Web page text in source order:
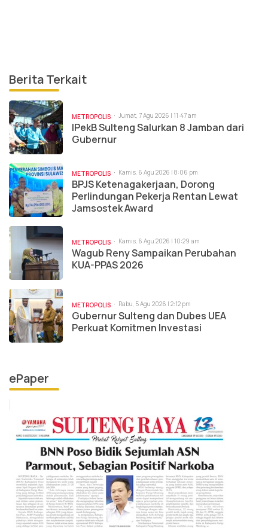
Berita Terkait
METROPOLIS Jumat, 7 Agu 2026 | 11:47 am
IPekB Sulteng Salurkan 8 Jamban dari
Gubernur
METROPOLIS Kamis, 6 Agu 2026 | 8:06 pm
BPJS Ketenagakerjaan, Dorong
Perlindungan Pekerja Rentan Lewat
Jamsostek Award
METROPOLIS Kamis, 6 Agu 2026 | 10:29 am
Wagub Reny Sampaikan Perubahan
KUA-PPAS 2026
METROPOLIS Rabu, 5 Agu 2026 | 2:12 pm
Gubernur Sulteng dan Dubes UEA
Perkuat Komitmen Investasi
ePaper